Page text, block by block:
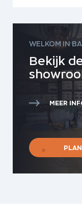
WELKOM IN
Bekijk
MEER